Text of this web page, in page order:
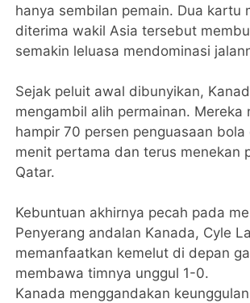
hanya sembilan pemain. Dua kartu
diterima wakil Asia tersebut
semakin leluasa mendominasi
Sejak peluit awal dibunyikan,
mengambil alih permainan. Mereka
hampir 70 persen penguasaan bola
menit pertama dan terus menekan
Qatar.
Kebuntuan akhirnya pecah pada
Penyerang andalan Kanada, Cyle
memanfaatkan kemelut di depan
membawa timnya unggul 1-0.
Kanada menggandakan